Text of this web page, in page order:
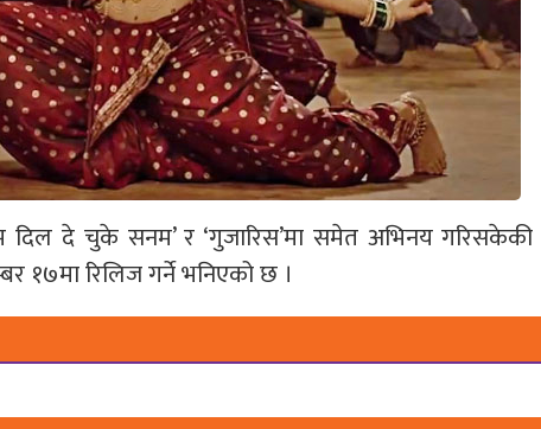
दिल दे चुके सनम’ र ‘गुजारिस’मा समेत अभिनय
१७मा रिलिज गर्ने भनिएको छ ।